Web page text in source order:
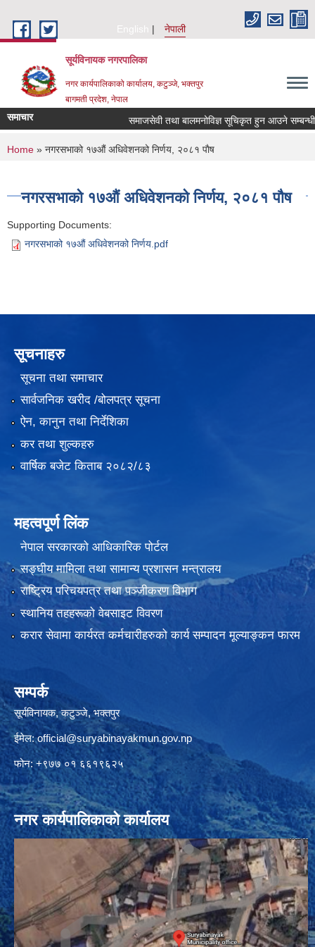
English
नेपाली
सूर्यविनायक नगरपालिका
नगर कार्यपालिकाको कार्यालय, कटुञ्जे, भक्तपुर
बागमती प्रदेश, नेपाल
समाचार समाजसेवी तथा बालमनोविज्ञ सूचिकृत हुन आउने सम्बन्धी
You are here
Home » नगरसभाको १७औं अधिवेशनको निर्णय, २०८१ पाैष
नगरसभाको १७औं अधिवेशनको निर्णय, २०८१ पाैष
Supporting Documents:
नगरसभाको १७औं अधिवेशनको निर्णय.pdf
सूचनाहरु
सूचना तथा समाचार
सार्वजनिक खरीद /बोलपत्र सूचना
ऐन, कानुन तथा निर्देशिका
कर तथा शुल्कहरु
वार्षिक बजेट किताब २०८२/८३
महत्वपूर्ण लिंक
नेपाल सरकारको आधिकारिक पोर्टल
सङ्‍घीय मामिला तथा सामान्य प्रशासन मन्त्रालय
राष्ट्रिय परिचयपत्र तथा पञ्जीकरण विभाग
स्थानिय तहहरूको वेबसाइट विवरण
करार सेवामा कार्यरत कर्मचारीहरुको कार्य सम्पादन मूल्याङ्कन फारम
सम्पर्क
सूर्यविनायक, कटुञ्जे, भक्तपुर
ईमेल:official@suryabinayakmun.gov.np
फोन: +९७७ ०१ ६६१९६२५
नगर कार्यपालिकाको कार्यालय